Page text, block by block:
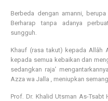
Berbeda dengan amanni,
Berharap tanpa adanya
sungguh.
Khauf (rasa takut) kepada Allâh
kepada semua kebaikan dan
sedangkan raja’
Azza wa Jalla , meniupkan
Prof. Dr. Khalid Utsman As-Tsabt